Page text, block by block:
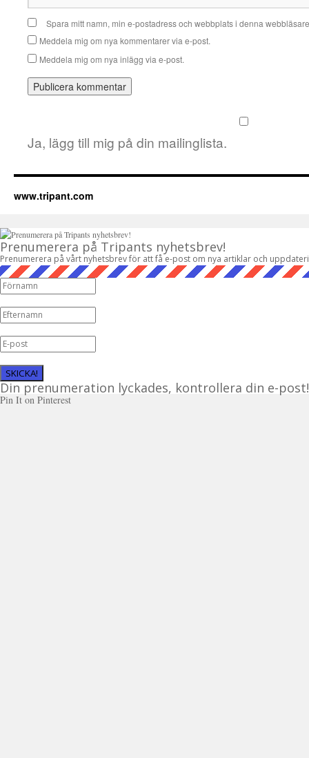
Spara mitt namn, min e-postadress och webbplats i denna
Meddela mig om nya kommentarer via e-post.
Meddela mig om nya inlägg via e-post.
Ja, lägg till mig på din mailinglista.
www.tripant.com
Prenumerera på Tripants nyhetsbrev!
Prenumerera på vårt nyhetsbrev för att få e-post om nya artiklar och
SKICKA!
Din prenumeration lyckades, kontrollera din e-post!
Pin It on Pinterest